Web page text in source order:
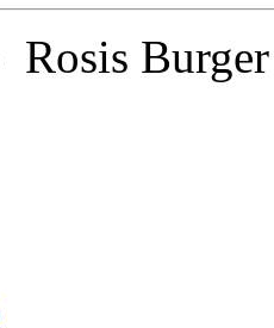
Rosis Burger